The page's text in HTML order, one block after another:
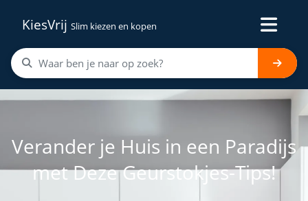
KiesVrij Slim kiezen en kopen
Verander je Huis in een Paradijs
met Deze Geurstokjes-Tips!